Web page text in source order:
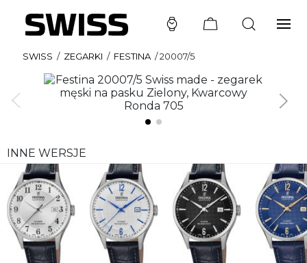
SWISS / ZEGARKI / FESTINA /20007/5
INNE WERSJE